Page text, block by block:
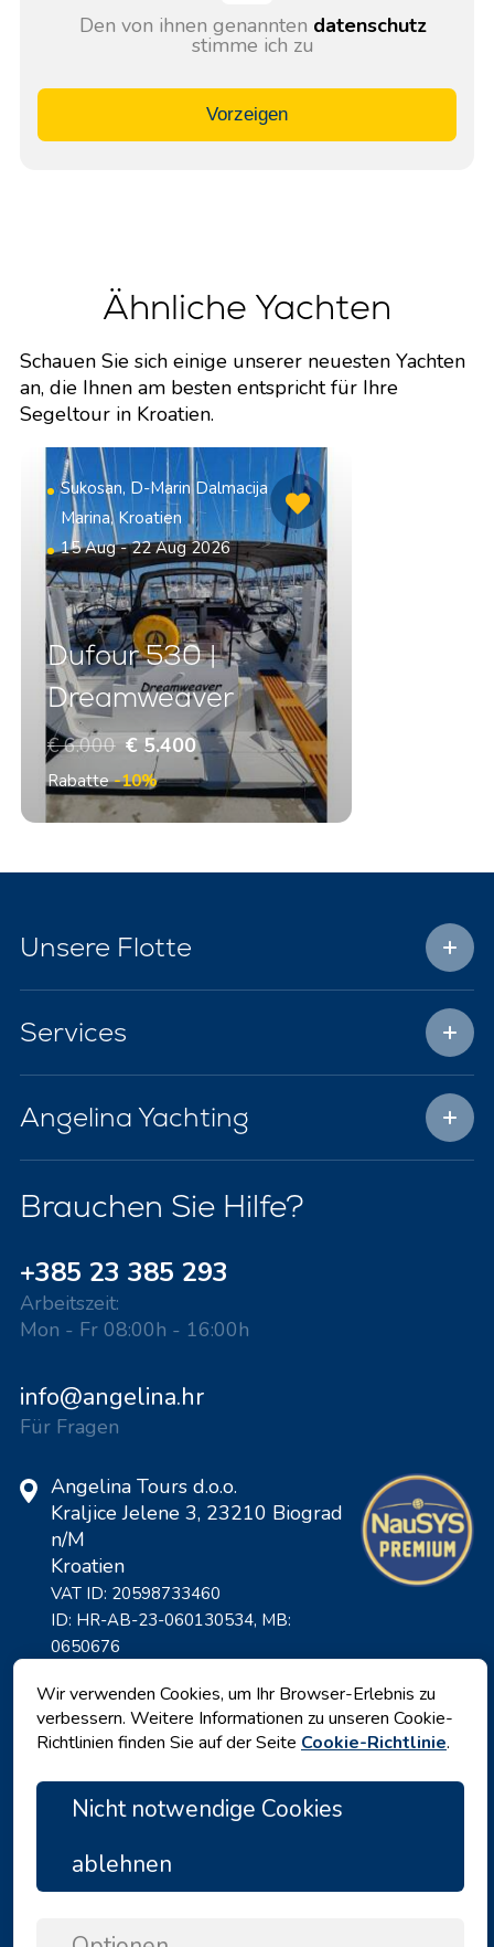
Den von ihnen genannten datenschutz
stimme ich zu
Vorzeigen
Ähnliche Yachten
Schauen Sie sich einige unserer neuesten Yachten
an, die Ihnen am besten entspricht für Ihre
Segeltour in Kroatien.
Sukosan, D-Marin Dalmacija
Marina, Kroatien
15 Aug - 22 Aug 2026
Dufour 530 |
Dreamweaver
€ 6.000 € 5.400
Rabatte-10%
Unsere Flotte
Services
Angelina Yachting
Brauchen Sie Hilfe?
+385 23 385 293
Arbeitszeit:
Mon - Fr 08:00h - 16:00h
info@angelina.hr
Für Fragen
Angelina Tours d.o.o.
Kraljice Jelene 3, 23210 Biograd
n/M
Kroatien
VAT ID: 20598733460
ID: HR-AB-23-060130534, MB:
0650676
Copyright © 2026 by Angelina Tours d.o.o.
Wir verwenden Cookies, um Ihr Browser-Erlebnis zu
verbessern. Weitere Informationen zu unseren Cookie-
Richtlinien finden Sie auf der Seite Cookie-Richtlinie.
Nicht notwendige Cookies
ablehnen